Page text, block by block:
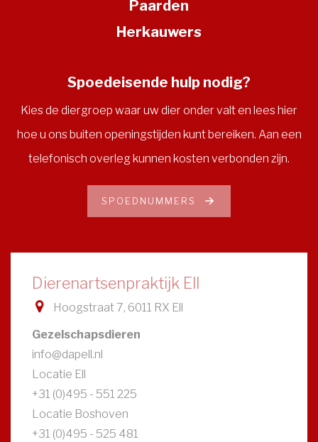
Paarden
Herkauwers
Spoedeisende hulp nodig?
Kies de diergroep waar uw dier onder valt en lees hier
hoe u ons buiten openingstijden kunt bereiken. Aan een
telefonisch overleg kunnen kosten verbonden zijn.
SPOEDNUMMERS
Dierenartsenpraktijk Ell
Hoogstraat 7, 6011 RX Ell
Gezelschapsdieren
info@dapell.nl
Locatie Ell
+31 (0)495 - 551 225
Locatie Boshoven
+31 (0)495 - 525 481